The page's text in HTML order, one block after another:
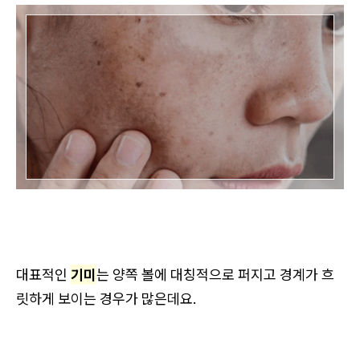
대표적인 기미는 양쪽 볼에 대칭적으로 퍼지고 경계가 흐
릿하게 보이는 경우가 많은데요.